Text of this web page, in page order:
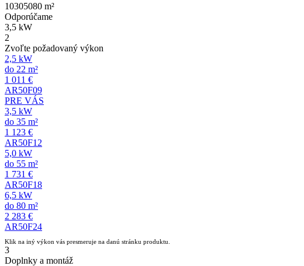
10305080 m²
Odporúčame
3,5 kW
2
Zvoľte požadovaný výkon
2,5 kW
do 22 m²
1 011 €
AR50F09
PRE VÁS
3,5 kW
do 35 m²
1 123 €
AR50F12
5,0 kW
do 55 m²
1 731 €
AR50F18
6,5 kW
do 80 m²
2 283 €
AR50F24
Klik na iný výkon vás presmeruje na danú stránku produktu.
3
Doplnky a montáž